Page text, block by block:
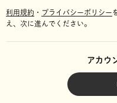
利用規約 ・ プライバシーポリシー
え、次に進んでください。
アカウ